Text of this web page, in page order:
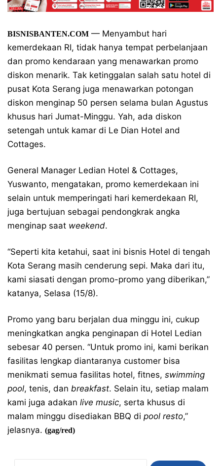
BISNISBANTEN.COM — Menyambut hari
kemerdekaan RI, tidak hanya tempat perbelanjaan
dan promo kendaraan yang menawarkan promo
diskon menarik. Tak ketinggalan salah satu hotel di
pusat Kota Serang juga menawarkan potongan
diskon menginap 50 persen selama bulan Agustus
khusus hari Jumat-Minggu. Yah, ada diskon
setengah untuk kamar di Le Dian Hotel and
Cottages.
General Manager Ledian Hotel & Cottages,
Yuswanto, mengatakan, promo kemerdekaan ini
selain untuk memperingati hari kemerdekaan RI,
juga bertujuan sebagai pendongkrak angka
menginap saat weekend.
“Seperti kita ketahui, saat ini bisnis Hotel di tengah
Kota Serang masih cenderung sepi. Maka dari itu,
kami siasati dengan promo-promo yang diberikan,”
katanya, Selasa (15/8).
Promo yang baru berjalan dua minggu ini, cukup
meningkatkan angka penginapan di Hotel Ledian
sebesar 40 persen. “Untuk promo ini, kami berikan
fasilitas lengkap diantaranya customer bisa
menikmati semua fasilitas hotel, fitnes, swimming
pool, tenis, dan breakfast. Selain itu, setiap malam
kami juga adakan live music, serta khusus di
malam minggu disediakan BBQ di pool resto,”
jelasnya. (gag/red)